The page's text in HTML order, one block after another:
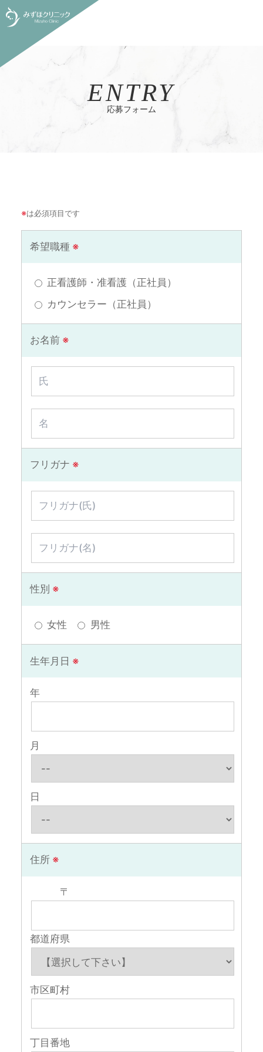
ENTRY
応募フォーム
※は必須項目です
希望職種 ※
正看護師・准看護（正社員）
カウンセラー（正社員）
お名前 ※
フリガナ ※
性別 ※
女性 男性
生年月日 ※
年
月
日
住所 ※
〒
都道府県
市区町村
丁目番地